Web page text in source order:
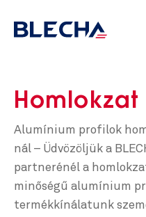
Homlokzat
Alumínium profilok
nál – Üdvözöljük a
partnerénél a
minőségű alumínium
termékkínálatunk